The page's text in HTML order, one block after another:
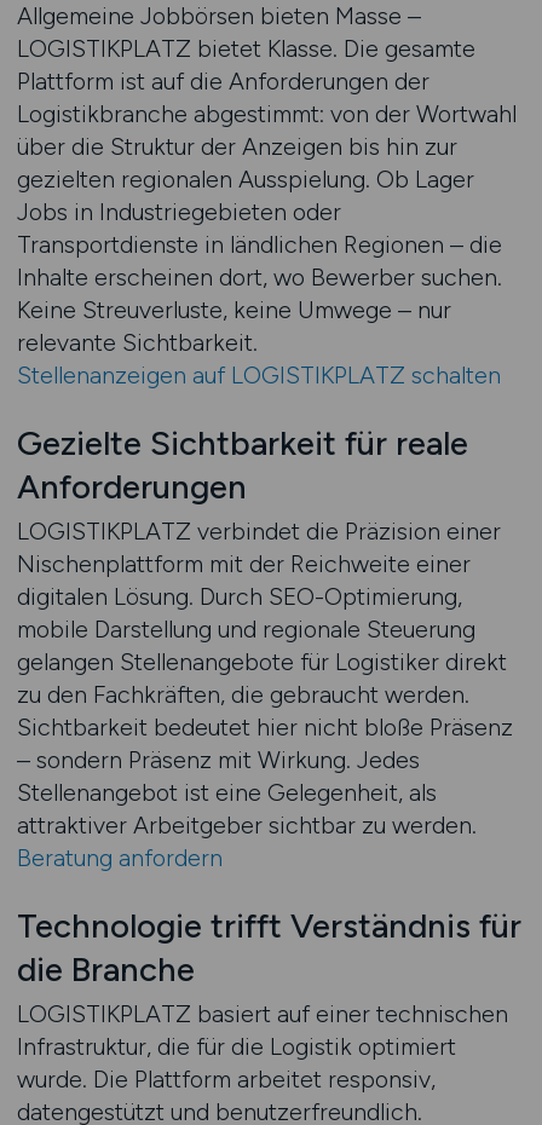
Allgemeine Jobbörsen bieten Masse –
LOGISTIKPLATZ bietet Klasse. Die gesamte
Plattform ist auf die Anforderungen der
Logistikbranche abgestimmt: von der Wortwahl
über die Struktur der Anzeigen bis hin zur
gezielten regionalen Ausspielung. Ob Lager
Jobs in Industriegebieten oder
Transportdienste in ländlichen Regionen – die
Inhalte erscheinen dort, wo Bewerber suchen.
Keine Streuverluste, keine Umwege – nur
relevante Sichtbarkeit.
Stellenanzeigen auf LOGISTIKPLATZ schalten
Gezielte Sichtbarkeit für reale
Anforderungen
LOGISTIKPLATZ verbindet die Präzision einer
Nischenplattform mit der Reichweite einer
digitalen Lösung. Durch SEO-Optimierung,
mobile Darstellung und regionale Steuerung
gelangen Stellenangebote für Logistiker direkt
zu den Fachkräften, die gebraucht werden.
Sichtbarkeit bedeutet hier nicht bloße Präsenz
– sondern Präsenz mit Wirkung. Jedes
Stellenangebot ist eine Gelegenheit, als
attraktiver Arbeitgeber sichtbar zu werden.
Beratung anfordern
Technologie trifft Verständnis für
die Branche
LOGISTIKPLATZ basiert auf einer technischen
Infrastruktur, die für die Logistik optimiert
wurde. Die Plattform arbeitet responsiv,
datengestützt und benutzerfreundlich.